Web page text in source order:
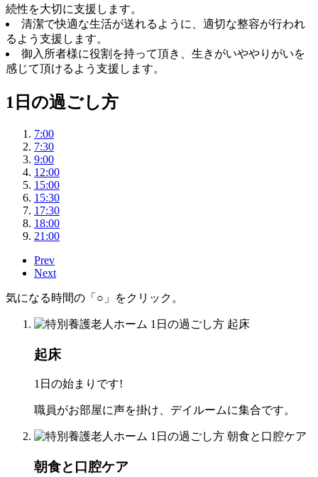
続性を大切に支援します。
清潔で快適な生活が送れるように、適切な整容が行われ
るよう支援します。
御入所者様に役割を持って頂き、生きがいややりがいを
感じて頂けるよう支援します。
1日の過ごし方
7:00
7:30
9:00
12:00
15:00
15:30
17:30
18:00
21:00
Prev
Next
気になる時間の「○」をクリック。
起床
1日の始まりです!
職員がお部屋に声を掛け、デイルームに集合です。
朝食と口腔ケア